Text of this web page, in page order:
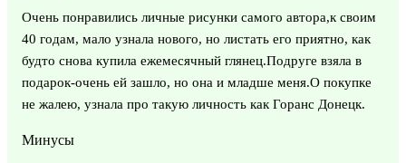
Очень понравились личные рисунки самого автора,к своим
40 годам, мало узнала нового, но листать его приятно, как
будто снова купила ежемесячный глянец.Подруге взяла в
подарок-очень ей зашло, но она и младше меня.О покупке
не жалею, узнала про такую личность как Горанс Донецк.
Минусы